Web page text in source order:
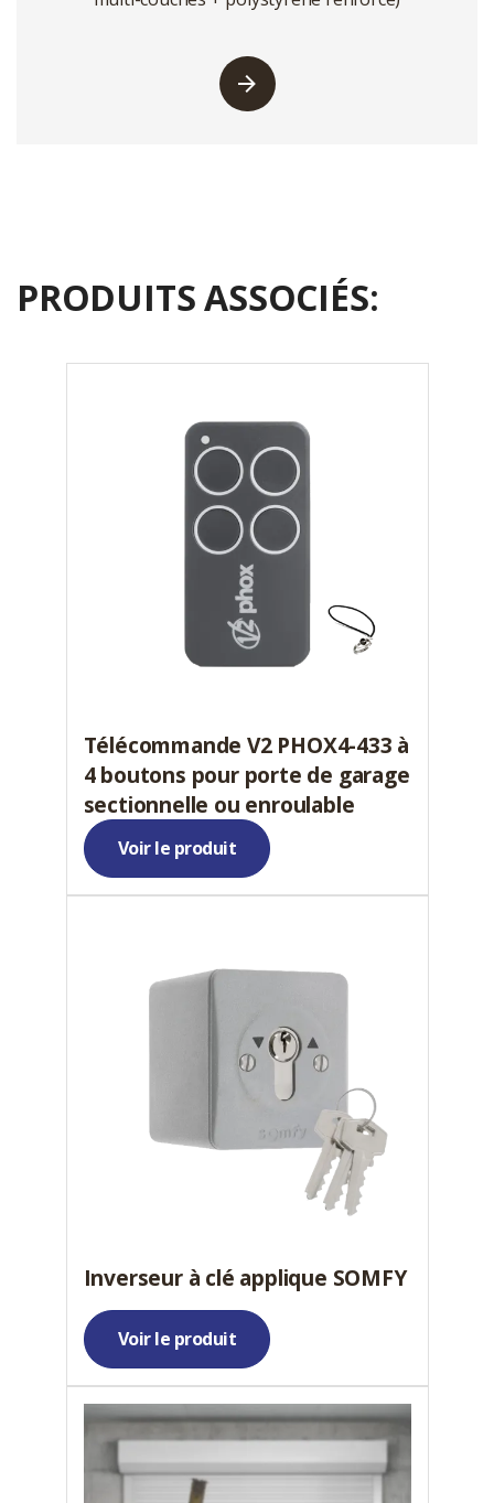
PRODUITS ASSOCIÉS:
Télécommande V2 PHOX4-433 à
4 boutons pour porte de garage
sectionnelle ou enroulable
Voir le produit
Inverseur à clé applique SOMFY
Voir le produit